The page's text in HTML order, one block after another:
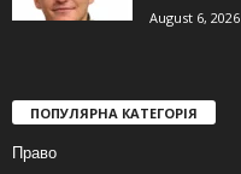
August 6, 2026
ПОПУЛЯРНА КАТЕГОРІЯ
Право